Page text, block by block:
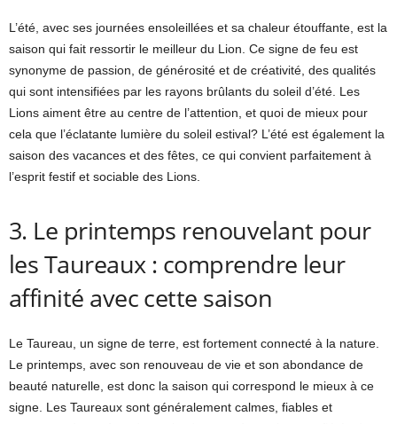
L’été, avec ses journées ensoleillées et sa chaleur étouffante, est la
saison qui fait ressortir le meilleur du Lion. Ce signe de feu est
synonyme de passion, de générosité et de créativité, des qualités
qui sont intensifiées par les rayons brûlants du soleil d’été. Les
Lions aiment être au centre de l’attention, et quoi de mieux pour
cela que l’éclatante lumière du soleil estival? L’été est également la
saison des vacances et des fêtes, ce qui convient parfaitement à
l’esprit festif et sociable des Lions.
3. Le printemps renouvelant pour
les Taureaux : comprendre leur
affinité avec cette saison
Le Taureau, un signe de terre, est fortement connecté à la nature.
Le printemps, avec son renouveau de vie et son abondance de
beauté naturelle, est donc la saison qui correspond le mieux à ce
signe. Les Taureaux sont généralement calmes, fiables et